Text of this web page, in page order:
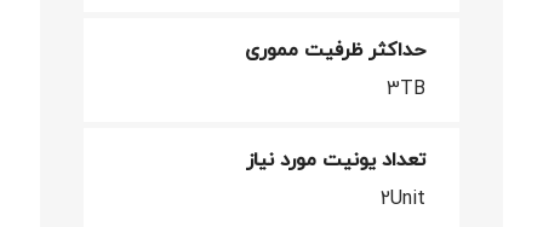
حداکثر ظرفیت مموری
3TB
تعداد یونیت مورد نیاز
2Unit